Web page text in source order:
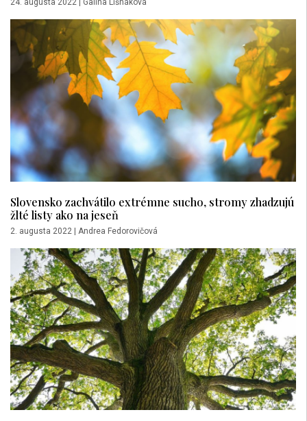
24. augusta 2022 Galina Lišháková
Slovensko zachvátilo extrémne sucho, stromy zhadzujú
žlté listy ako na jeseň
2. augusta 2022 | Andrea Fedorovičová